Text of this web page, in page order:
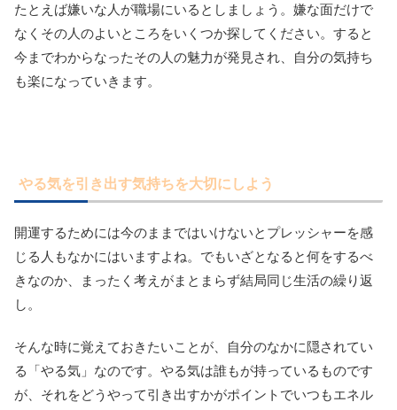
たとえば嫌いな人が職場にいるとしましょう。嫌な面だけで
なくその人のよいところをいくつか探してください。すると
今までわからなったその人の魅力が発見され、自分の気持ち
も楽になっていきます。
やる気を引き出す気持ちを大切にしよう
開運するためには今のままではいけないとプレッシャーを感
じる人もなかにはいますよね。でもいざとなると何をするべ
きなのか、まったく考えがまとまらず結局同じ生活の繰り返
し。
そんな時に覚えておきたいことが、自分のなかに隠されてい
る「やる気」なのです。やる気は誰もが持っているものです
が、それをどうやって引き出すかがポイントでいつもエネル